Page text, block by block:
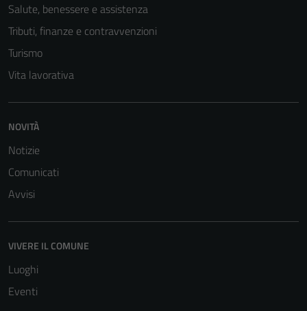
Salute, benessere e assistenza
Tributi, finanze e contravvenzioni
Turismo
Vita lavorativa
NOVITÀ
Notizie
Comunicati
Avvisi
VIVERE IL COMUNE
Luoghi
Eventi
funzionamento